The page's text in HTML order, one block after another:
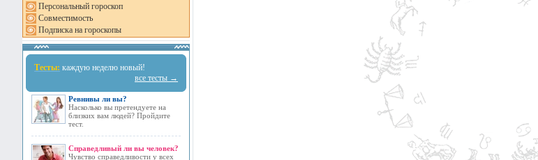
Персональный гороскоп
Совместимость
Подписка на гороскопы
Тесты: каждую неделю новый!
все тесты →
Ревнивы ли вы?
Насколько вы претендуете на
близких вам людей? Пройдите
тест.
Справедливый ли вы человек?
Чувство справедливости у всех